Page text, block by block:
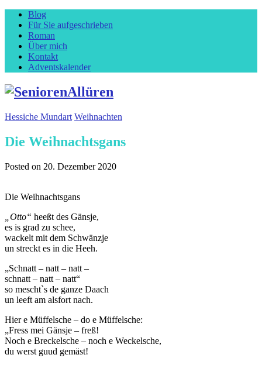
Blog
Für Sie aufgeschrieben
Roman
Über mich
Kontakt
Adventskalender
Hessiche Mundart Weihnachten
Die Weihnachtsgans
Posted on 20. Dezember 2020
Die Weihnachtsgans
„Otto“ heeßt des Gänsje,
es is grad zu schee,
wackelt mit dem Schwänzje
un streckt es in die Heeh.
„Schnatt – natt – natt –
schnatt – natt – natt“
so mescht`s de ganze Daach
un leeft am alsfort nach.
Hier e Müffelsche – do e Müffelsche:
„Fress mei Gänsje – freß!
Noch e Breckelsche – noch e Weckelsche,
du werst guud gemäst!